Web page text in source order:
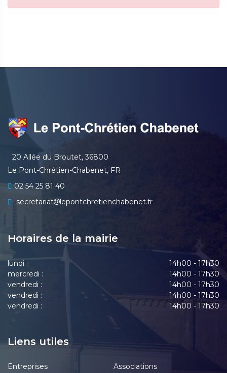
20 Allée du Broutet, 36800
Le Pont-Chrétien-Chabenet, FR
02 54 25 81 40
secretariat
lepontchretienchabenet.fr
Horaires de la mairie
lundi :
14h00 - 17h30
mercredi :
14h00 - 17h30
vendredi :
14h00 - 17h30
vendredi :
14h00 - 17h30
vendredi :
14h00 - 17h30
Liens utiles
Entreprises Associations